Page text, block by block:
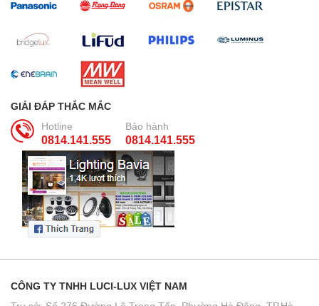
GIẢI ĐÁP THẮC MẮC
Hotline
0814.141.555
Bảo hành
0814.141.555
CÔNG TY TNHH LUCI-LUX VIỆT NAM